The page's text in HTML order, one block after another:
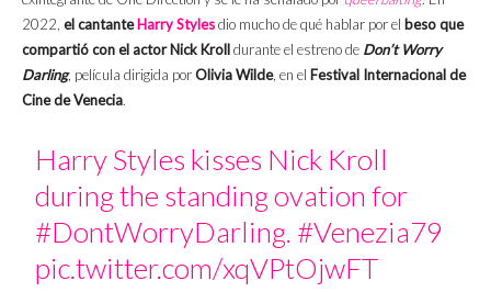
2022, el cantanteHarry Stylesdio mucho de qué hablar por el beso que
compartió con el actor Nick Krolldurante el estreno de Don’t Worry
Darling, película dirigida porOlivia Wilde, en el Festival Internacional de
Cine de Venecia.
Harry Styles kisses Nick Kroll
during the standing ovation for
#DontWorryDarling. #Venezia79
pic.twitter.com/xqVPtOjwFT